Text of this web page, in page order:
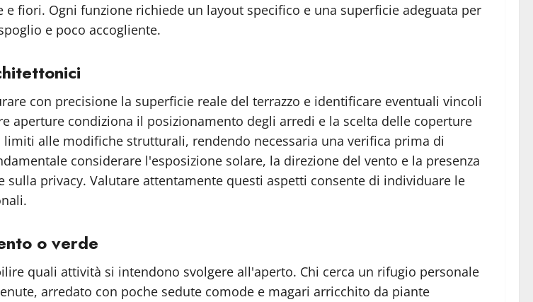
fiori. Ogni funzione richiede un layout specifico e una superficie adeguata per
e poco accogliente.
con precisione la superficie reale del terrazzo e identificare eventuali vincoli
aperture condiziona il posizionamento degli arredi e la scelta delle coperture
alle modifiche strutturali, rendendo necessaria una verifica prima di
considerare l'esposizione solare, la direzione del vento e la presenza
privacy. Valutare attentamente questi aspetti consente di individuare le
o verde
quali attività si intendono svolgere all'aperto. Chi cerca un rifugio personale
arredato con poche sedute comode e magari arricchito da piante